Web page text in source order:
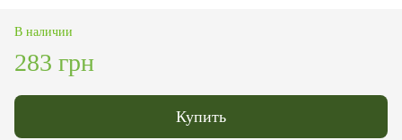
В наличии
283 грн
Купить